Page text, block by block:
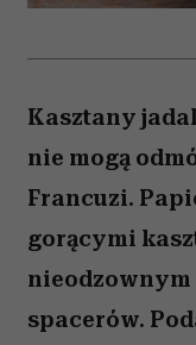
Kasztany
nie mogą
Francuzi.
gorącymi
nieodzownym
spacerów.